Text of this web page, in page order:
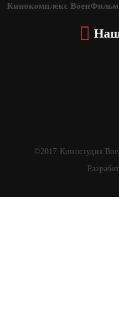
Кинокомплекс
©2017 Киностудия